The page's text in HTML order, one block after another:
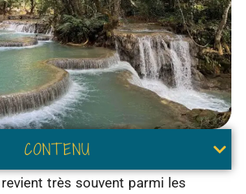
CONTENU
très souvent parmi les